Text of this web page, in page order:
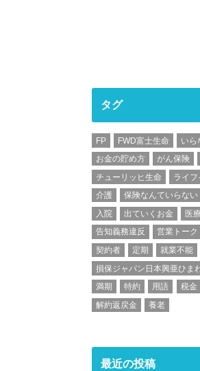
タグ
FP FWD富士生命 いら
お金の貯め方
がん保険
チューリッヒ生命
ライフ
介護
保険なんていらない
入院
出ていくお金 医療
告知義務違反
営業トーク
契約者
定期 就業不能
損保ジャパン日本興亜ひま
満期
特約 用語 税金
解約返戻金
養老
最近の投稿